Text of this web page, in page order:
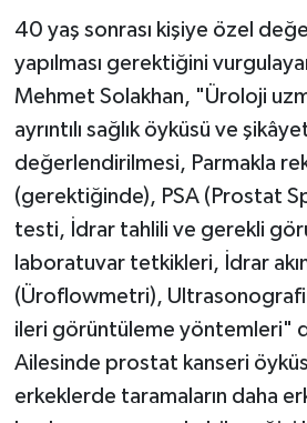
40 yaş sonrası kişiye özel
yapılması gerektiğini
Mehmet Solakhan, "Üroloji
ayrıntılı sağlık öyküsü ve
değerlendirilmesi, Parmakla
(gerektiğinde), PSA (Prostat
testi, İdrar tahlili ve gerekli
laboratuvar tetkikleri, İdrar
(Üroflowmetri), Ultrasonografi
ileri görüntüleme yöntemleri"
Ailesinde prostat kanseri
erkeklerde taramaların daha